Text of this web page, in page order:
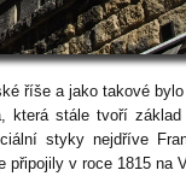
říše a jako takové
která stále tvoří
styky nejdříve
připojily v roce 1815 na